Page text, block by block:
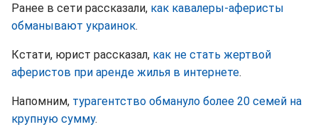
Ранее в сети рассказали, как кавалеры-аферисты
обманывают украинок.
Кстати, юрист рассказал, как не стать жертвой
аферистов при аренде жилья в интернете.
Напомним, турагентство обмануло более 20 семей на
крупную сумму.